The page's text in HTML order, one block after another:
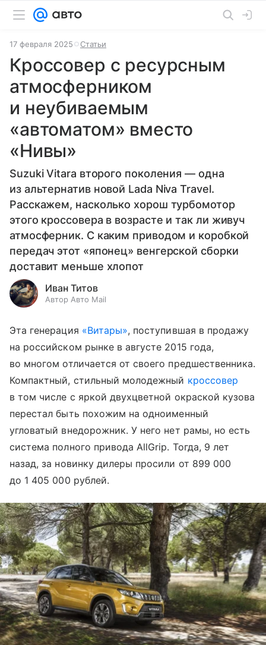
17 февраля 2025 Статьи
Кроссовер с ресурсным
атмосферником
и неубиваемым
«автоматом» вместо
«Нивы»
Suzuki Vitara второго поколения — одна
из альтернатив новой Lada Niva Travel.
Расскажем, насколько хорош турбомотор
этого кроссовера в возрасте и так ли живуч
атмосферник. С каким приводом и коробкой
передач этот «японец» венгерской сборки
доставит меньше хлопот
Иван Титов
Автор Авто Mail
Эта генерация «Витары», поступившая в продажу
на российском рынке в августе 2015 года,
во многом отличается от своего предшественника.
Компактный, стильный молодежный кроссовер
в том числе с яркой двухцветной окраской кузова
перестал быть похожим на одноименный
угловатый внедорожник. У него нет рамы, но есть
система полного привода AllGrip. Тогда, 9 лет
назад, за новинку дилеры просили от 899 000
до 1 405 000 рублей.